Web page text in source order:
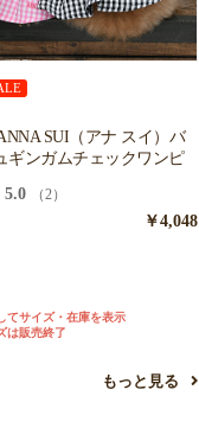
SUI（アナ スイ）バ
ギンガムチェックワンピ
（2）
￥4,048
てサイズ・在庫を表示
は販売終了
もっと見る